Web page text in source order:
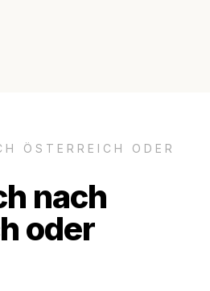
ÖSTERREICH ODER
nach
oder